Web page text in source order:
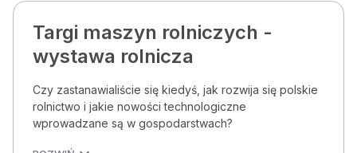
Targi maszyn rolniczych -
wystawa rolnicza
Czy zastanawialiście się kiedyś, jak rozwija się polskie
rolnictwo i jakie nowości technologiczne
wprowadzane są w gospodarstwach?